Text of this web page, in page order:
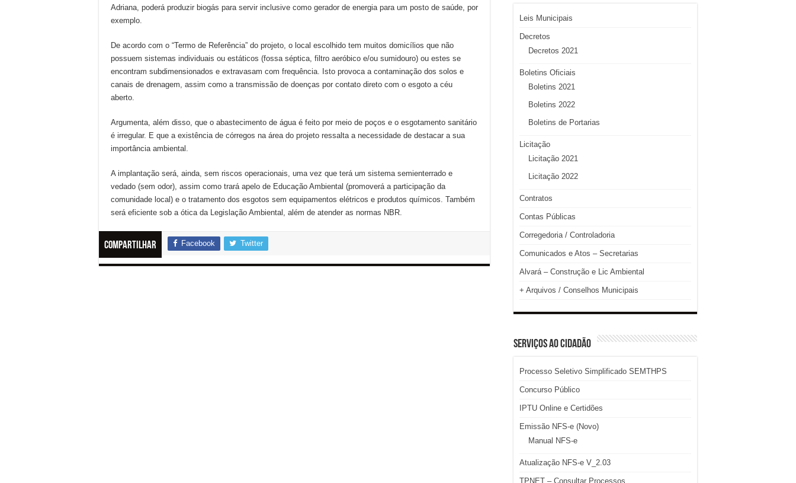
Adriana, poderá produzir biogás para servir inclusive como gerador de energia para um posto de saúde, por
exemplo.
De acordo com o “Termo de Referência” do projeto, o local escolhido tem muitos domicílios que não
possuem sistemas individuais ou estáticos (fossa séptica, filtro aeróbico e/ou sumidouro) ou estes se
encontram subdimensionados e extravasam com frequência. Isto provoca a contaminação dos solos e
canais de drenagem, assim como a transmissão de doenças por contato direto com o esgoto a céu
aberto.
Argumenta, além disso, que o abastecimento de água é feito por meio de poços e o esgotamento sanitário
é irregular. E que a existência de córregos na área do projeto ressalta a necessidade de destacar a sua
importância ambiental.
A implantação será, ainda, sem riscos operacionais, uma vez que terá um sistema semienterrado e
vedado (sem odor), assim como trará apelo de Educação Ambiental (promoverá a participação da
comunidade local) e o tratamento dos esgotos sem equipamentos elétricos e produtos químicos. Também
será eficiente sob a ótica da Legislação Ambiental, além de atender as normas NBR.
Compartilhar Facebook Twitter
Leis Municipais
Decretos
Decretos 2021
Boletins Oficiais
Boletins 2021
Boletins 2022
Boletins de Portarias
Licitação
Licitação 2021
Licitação 2022
Contratos
Contas Públicas
Corregedoria / Controladoria
Comunicados e Atos – Secretarias
Alvará – Construção e Lic Ambiental
+ Arquivos / Conselhos Municipais
SERVIÇOS AO CIDADÃO
Processo Seletivo Simplificado SEMTHPS
Concurso Público
IPTU Online e Certidões
Emissão NFS-e (Novo)
Manual NFS-e
Atualização NFS-e V_2.03
TPNET – Consultar Processos